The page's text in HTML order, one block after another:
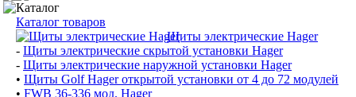
Каталог
Каталог товаров
Щиты электрические Hager
- Щиты электрические скрытой установки Hager
- Щиты электрические наружной установки Hager
• Щиты Golf Hager открытой установки от 4 до 72 модулей
• FWB 36-336 мод. Hager